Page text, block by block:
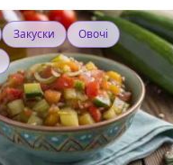
Закуски
Овочі